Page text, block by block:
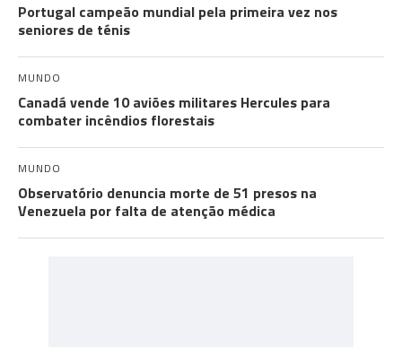
Portugal campeão mundial pela primeira vez nos
seniores de ténis
MUNDO
Canadá vende 10 aviões militares Hercules para
combater incêndios florestais
MUNDO
Observatório denuncia morte de 51 presos na
Venezuela por falta de atenção médica